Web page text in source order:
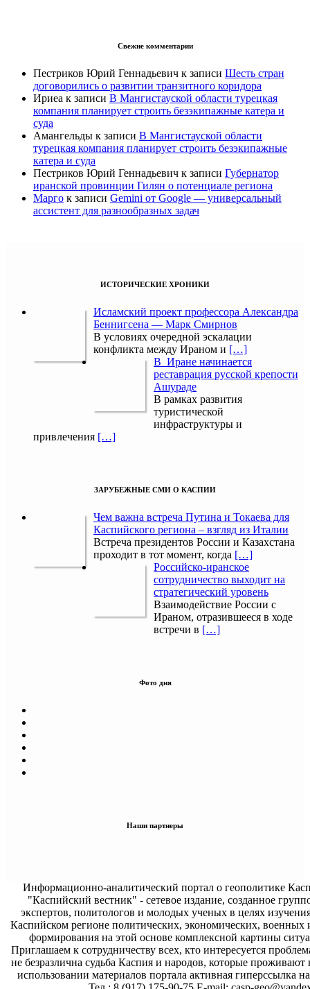
Свежие комментарии
Пестриков Юрий Геннадьевич к записи Шесть стран
договорились о развитии транзитного коридора
Ириеа к записи В Мангистауской области турецкая
компания планирует строить безэкипажные катера и
суда
Амангельды к записи В Мангистауской области
турецкая компания планирует строить безэкипажные
катера и суда
Пестриков Юрий Геннадьевич к записи Губернатор
иранской провинции Гилян о потенциале региона
Марго к записи Gemini от Google — универсальный
ассистент для разнообразных задач
ИСТОРИЧЕСКИЕ ХРОНИКИ
Исламский проект профессора Александра
Беннигсена — Марк Смирнов
В условиях очередной эскалации
конфликта между Ираном и […]
В Иране начинается
реставрация русской крепости
Ашураде
В рамках развития
туристической
инфраструктуры и
привлечения […]
ЗАРУБЕЖНЫЕ СМИ О КАСПИИ
Чем важна встреча Путина и Токаева для
Каспийского региона – взгляд из Италии
Встреча президентов России и Казахстана
проходит в тот момент, когда […]
Российско-иранское
сотрудничество выходит на
стратегический уровень
Взаимодействие России с
Ираном, отразившееся в ходе
встречи в […]
Фото дня
Наши партнеры
Информационно-аналитический портал о геополитике
"Каспийский вестник" - сетевое издание, созданное
экспертов, политологов и молодых ученых в целях
Каспийском регионе политических, экономических, военных
формирования на этой основе комплексной картины
Приглашаем к сотрудничеству всех, кто интересуется
не безразлична судьба Каспия и народов, которые проживают
использовании материалов портала активная гиперссылка на